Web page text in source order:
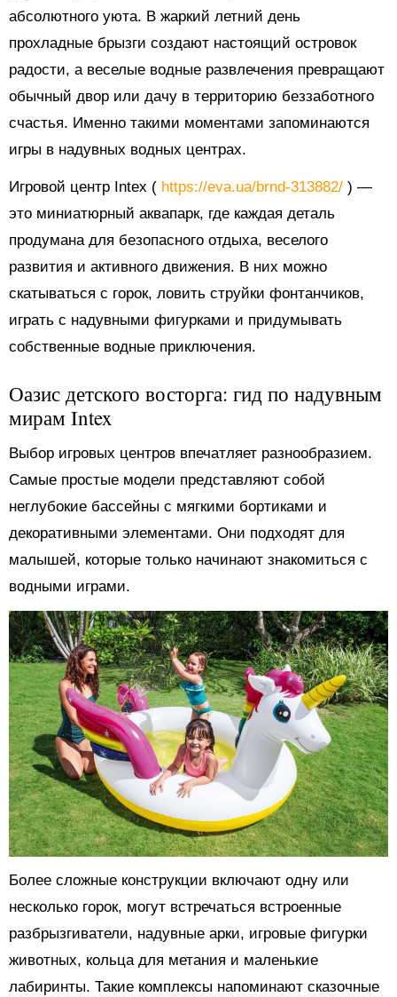
абсолютного уюта. В жаркий летний день
прохладные брызги создают настоящий островок
радости, а веселые водные развлечения превращают
обычный двор или дачу в территорию беззаботного
счастья. Именно такими моментами запоминаются
игры в надувных водных центрах.
Игровой центр Intex ( https://eva.ua/brnd-313882/ ) —
это миниатюрный аквапарк, где каждая деталь
продумана для безопасного отдыха, веселого
развития и активного движения. В них можно
скатываться с горок, ловить струйки фонтанчиков,
играть с надувными фигурками и придумывать
собственные водные приключения.
Оазис детского восторга: гид по надувным
мирам Intex
Выбор игровых центров впечатляет разнообразием.
Самые простые модели представляют собой
неглубокие бассейны с мягкими бортиками и
декоративными элементами. Они подходят для
малышей, которые только начинают знакомиться с
водными играми.
Более сложные конструкции включают одну или
несколько горок, могут встречаться встроенные
разбрызгиватели, надувные арки, игровые фигурки
животных, кольца для метания и маленькие
лабиринты. Такие комплексы напоминают сказочные